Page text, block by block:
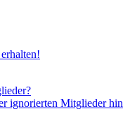
Mitglieder